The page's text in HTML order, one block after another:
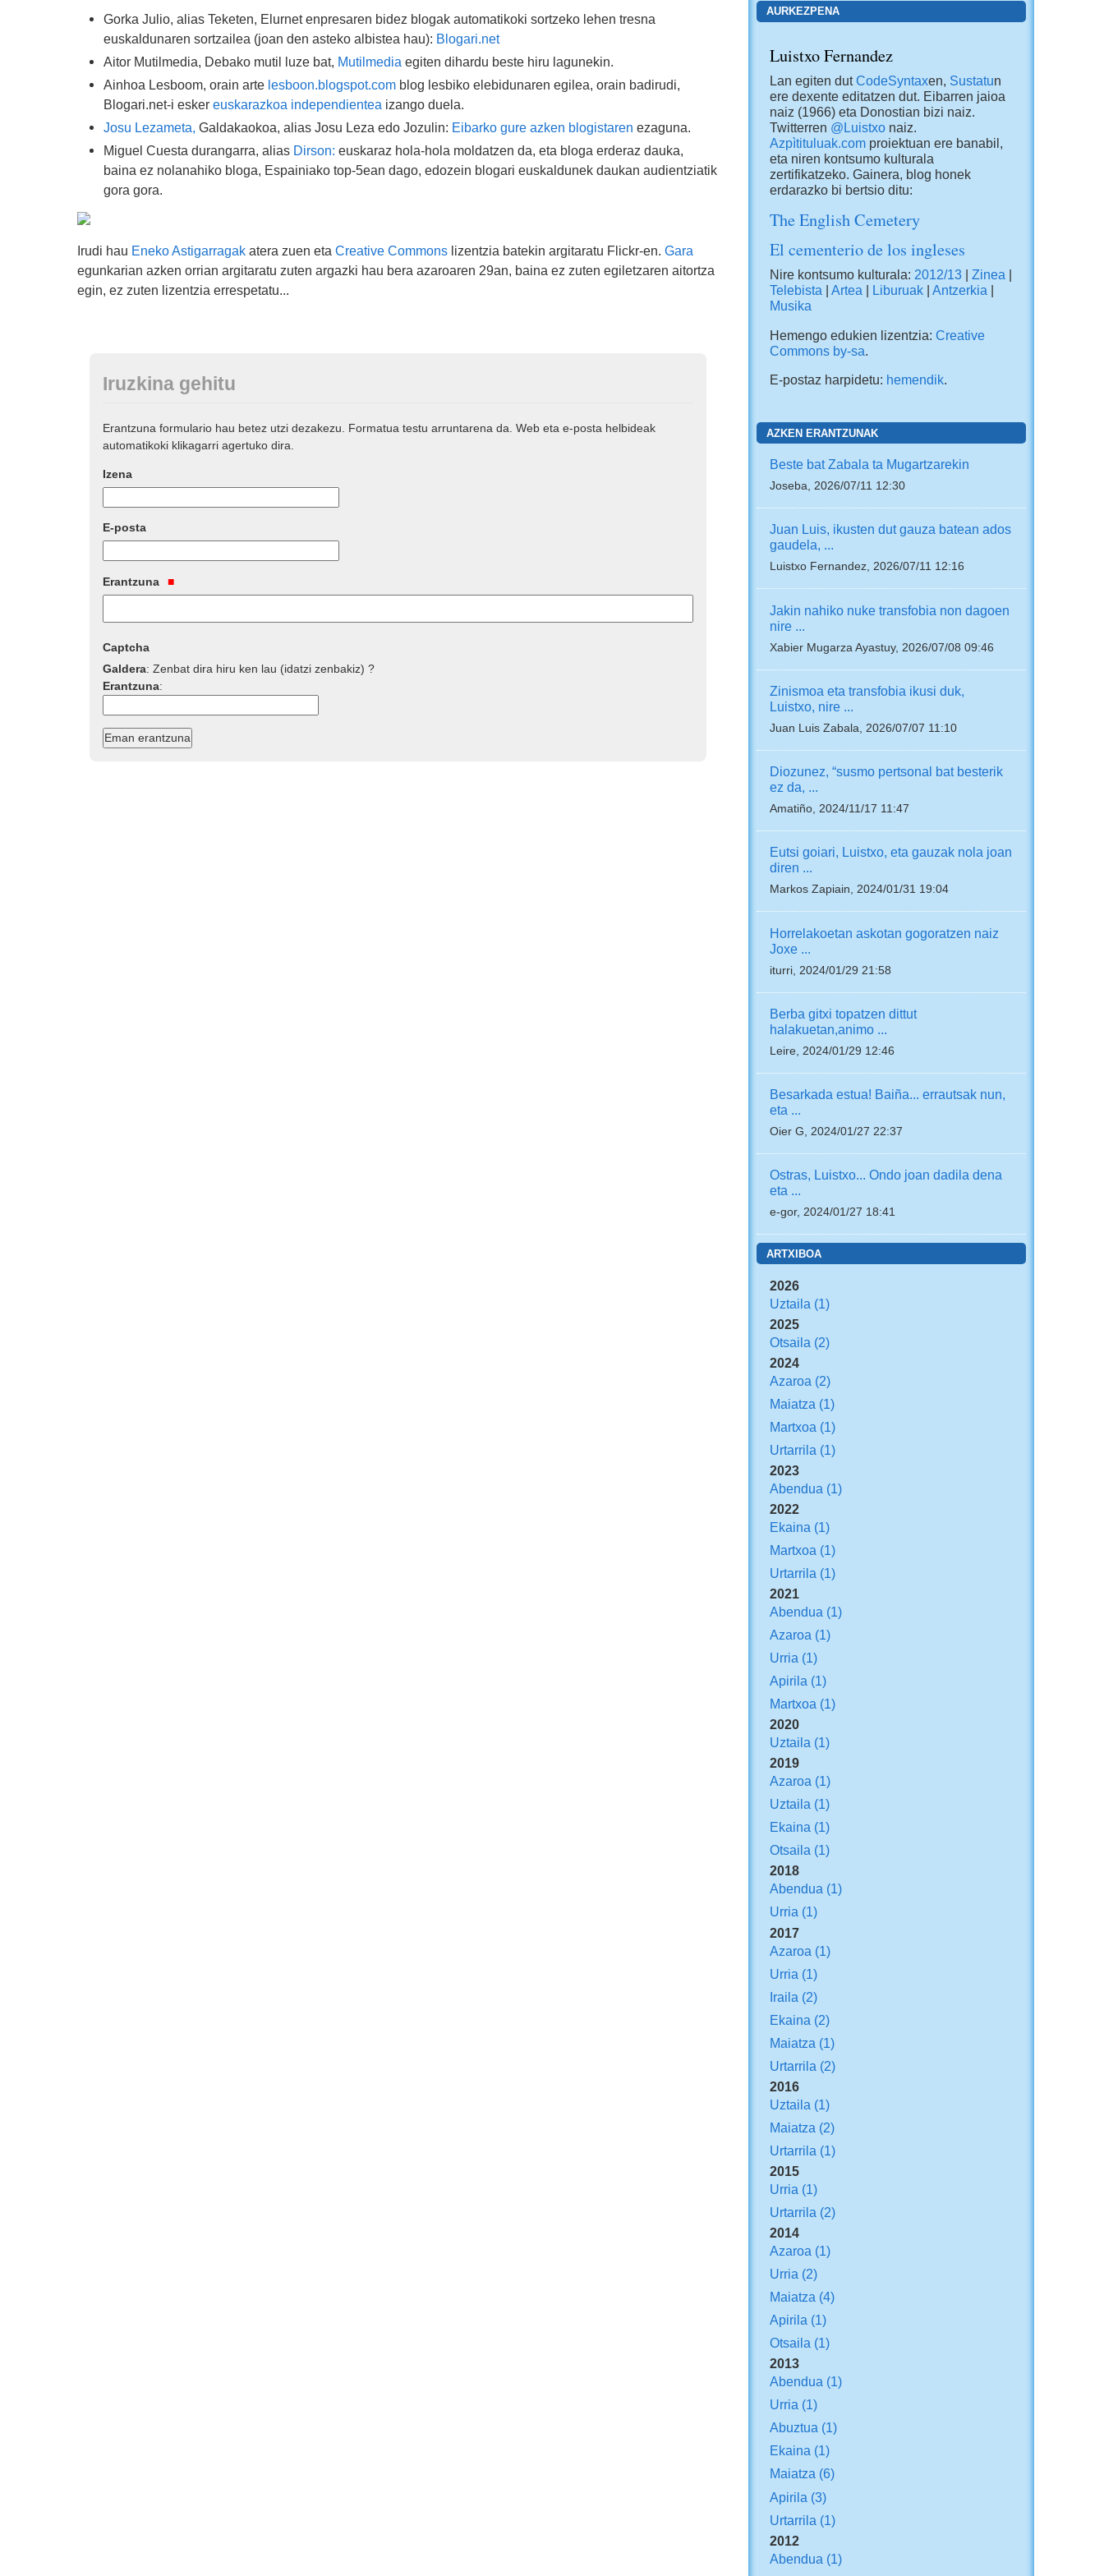
Gorka Julio, alias Teketen, Elurnet enpresaren bidez blogak automatikoki sortzeko lehen tresna
euskaldunaren sortzailea (joan den asteko albistea hau): Blogari.net
Aitor Mutilmedia, Debako mutil luze bat, Mutilmedia egiten dihardu beste hiru lagunekin.
Ainhoa Lesboom, orain arte lesboon.blogspot.comblog lesbiko elebidunaren egilea, orain badirudi,
Blogari.net-i esker euskarazkoa independientea izango duela.
Josu Lezameta, Galdakaokoa, alias Josu Leza edo Jozulin: Eibarko gure azken blogistaren ezaguna.
Miguel Cuesta durangarra, alias Dirson: euskaraz hola-hola moldatzen da, eta bloga erderaz dauka,
baina ez nolanahiko bloga, Espainiako top-5ean dago, edozein blogari euskaldunek daukan audientziatik
gora gora.
Irudi hau Eneko Astigarragakatera zuen eta Creative Commonslizentzia batekin argitaratu Flickr-en. Gara
egunkarian azken orrian argitaratu zuten argazki hau bera azaroaren 29an, baina ez zuten egiletzaren aitortza
egin, ez zuten lizentzia errespetatu...
Iruzkina gehitu
Erantzuna formulario hau betez utzi dezakezu. Formatua testu arruntarena da. Web eta e-posta helbideak
automatikoki klikagarri agertuko dira.
Izena
E-posta
Erantzuna
Captcha
Galdera:Zenbat dira hiru ken lau (idatzi zenbakiz) ?
Erantzuna:
AURKEZPENA
Luistxo Fernandez
Lan egiten dutCodeSyntaxen, Sustatun
ere dexente editatzen dut. Eibarren jaioa
naiz (1966) eta Donostian bizi naiz.
Twitterren @Luistxonaiz.
Azpìtituluak.comproiektuan ere banabil,
eta niren kontsumo kulturala
zertifikatzeko. Gainera, blog honek
erdarazko bi bertsio ditu:
The English Cemetery
El cementerio de los ingleses
Nire kontsumo kulturala: 2012/13| Zinea
Telebista
Artea Liburuak| Antzerkia
Musika
Hemengo edukien lizentzia: Creative
Commons by-sa
E-postaz harpidetu: hemendik.
AZKEN ERANTZUNAK
Beste bat Zabala ta Mugartzarekin
Joseba, 2026/07/11 12:30
Juan Luis, ikusten dut gauza batean ados
gaudela, ...
Luistxo Fernandez, 2026/07/11 12:16
Jakin nahiko nuke transfobia non dagoen
nire ...
Xabier Mugarza Ayastuy, 2026/07/08 09:46
Zinismoa eta transfobia ikusi duk,
Luistxo, nire ...
Juan Luis Zabala, 2026/07/07 11:10
Diozunez, “susmo pertsonal bat besterik
ez da, ...
Amatiño, 2024/11/17 11:47
Eutsi goiari, Luistxo, eta gauzak nola joan
diren ...
Markos Zapiain, 2024/01/31 19:04
Horrelakoetan askotan gogoratzen naiz
Joxe ...
iturri, 2024/01/29 21:58
Berba gitxi topatzen dittut
halakuetan,animo ...
Leire, 2024/01/29 12:46
Besarkada estua! Baiña... errautsak nun,
eta ...
Oier G, 2024/01/27 22:37
Ostras, Luistxo... Ondo joan dadila dena
eta ...
e-gor, 2024/01/27 18:41
ARTXIBOA
2026
Uztaila (1)
2025
Otsaila (2)
2024
Azaroa (2)
Maiatza (1)
Martxoa (1)
Urtarrila (1)
2023
Abendua (1)
2022
Ekaina (1)
Martxoa (1)
Urtarrila (1)
2021
Abendua (1)
Azaroa (1)
Urria (1)
Apirila (1)
Martxoa (1)
2020
Uztaila (1)
2019
Azaroa (1)
Uztaila (1)
Ekaina (1)
Otsaila (1)
2018
Abendua (1)
Urria (1)
2017
Azaroa (1)
Urria (1)
Iraila (2)
Ekaina (2)
Maiatza (1)
Urtarrila (2)
2016
Uztaila (1)
Maiatza (2)
Urtarrila (1)
2015
Urria (1)
Urtarrila (2)
2014
Azaroa (1)
Urria (2)
Maiatza (4)
Apirila (1)
Otsaila (1)
2013
Abendua (1)
Urria (1)
Abuztua (1)
Ekaina (1)
Maiatza (6)
Apirila (3)
Urtarrila (1)
2012
Abendua (1)